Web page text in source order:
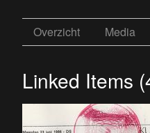
Overzicht Media
Linked Items